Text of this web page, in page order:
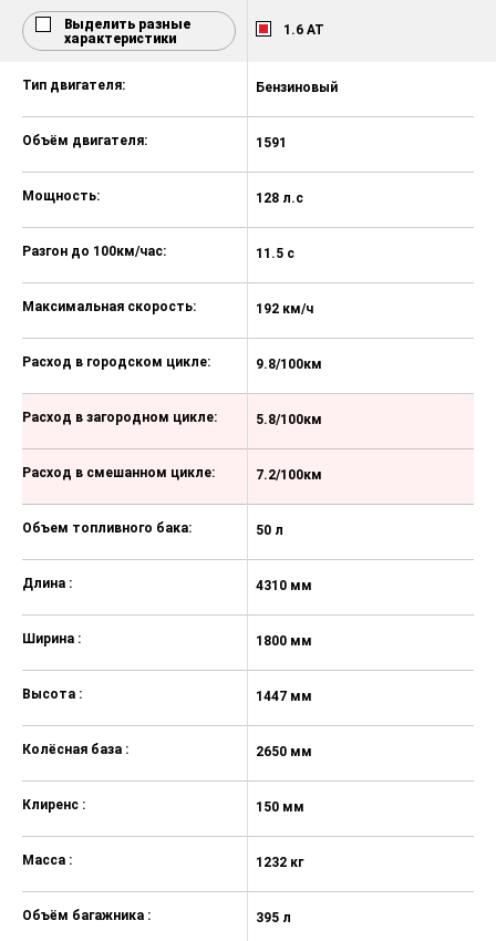
Подогрев рулевого колеса
Дополнительный электрический
отопитель салона
Заднее сиденье складывающееся
в соотношении 60/40
Система выбора режима
движения Driving Mode Selection
Датчик света
Сиденья с отделкой тканью
Bluetooth для подключения
мобильного телефона
Мультимедийная система 8" с
поддержкой Apple Carplay / Android
Auto
Подогрев зеркал заднего вида
стеклоомывателя
Подогрев передних сидений
Дополнительный электрический
отопитель салона
Рулевое колесо и ручка селектора
трансмиссии с отделкой кожей
Подогрев форсунок
стеклоомывателя
Выделить разные
характеристики
1.6 AT
Тип двигателя:
Объём двигателя:
Мощность:
Разгон до 100км/час:
Максимальная скорость:
Расход в городском цикле:
Расход в загородном цикле:
Расход в смешанном цикле:
Объем топливного бака:
Длина :
Ширина :
Высота :
Колёсная база :
Клиренс :
Масса :
Объём багажника :
Бензиновый
1591
128 л.с
11.5 с
192 км/ч
9.8/100км
5.8/100км
7.2/100км
50 л
4310 мм
1800 мм
1447 мм
2650 мм
150 мм
1232 кг
395 л